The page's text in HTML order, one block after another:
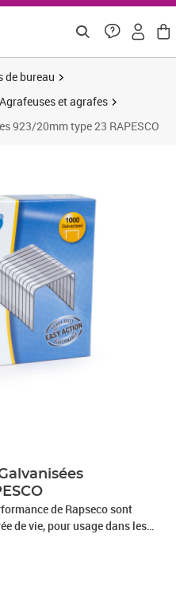
de bureau
Agrafeuses et agrafes
923/20mm type 23 RAPESCO
de Rapseco sont
de vie, pour usage dans les
923/20mm, Ces agrafes
et Novus Type 23, Ils
Star et Q-Connect, Lot de